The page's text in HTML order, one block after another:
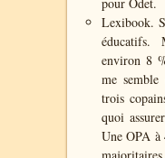
Lexibook.
éducatifs.
environ 8
me
trois
quoi
Une OPA